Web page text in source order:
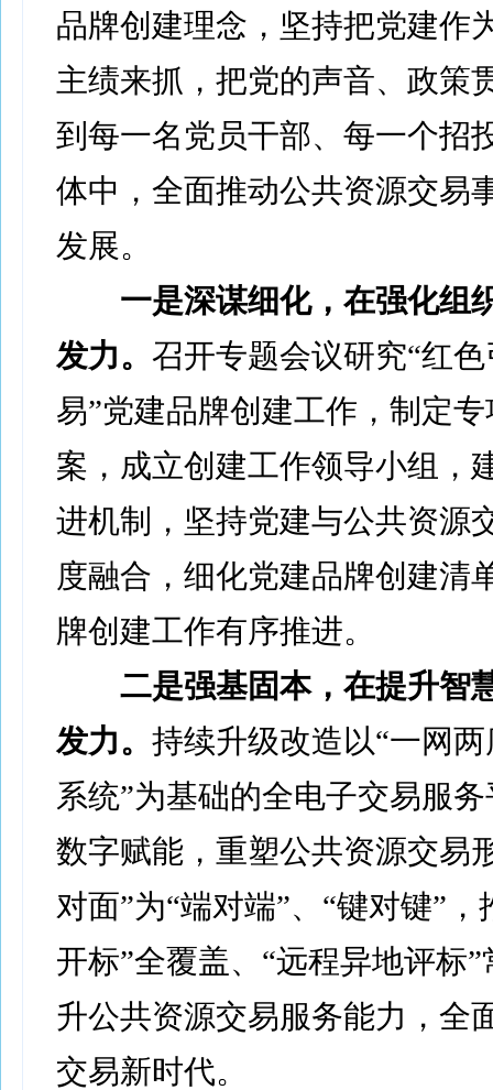
品牌创建理念，坚持把党建作
主绩来抓，把党的声音、政策
到每一名党员干部、每一个招
体中，全面推动公共资源交易
发展。
一是深谋细化，在强化组
发力。 召开专题会议研究“红
易”党建品牌创建工作，制定
案，成立创建工作领导小组，
进机制，坚持党建与公共资源
度融合，细化党建品牌创建清
牌创建工作有序推进。
二是强基固本，在提升智
发力。 持续升级改造以“一网
系统”为基础的全电子交易服
数字赋能，重塑公共资源交易
对面”为“端对端”、“键对键”，
开标”全覆盖、“远程异地评标
升公共资源交易服务能力，全
交易新时代。